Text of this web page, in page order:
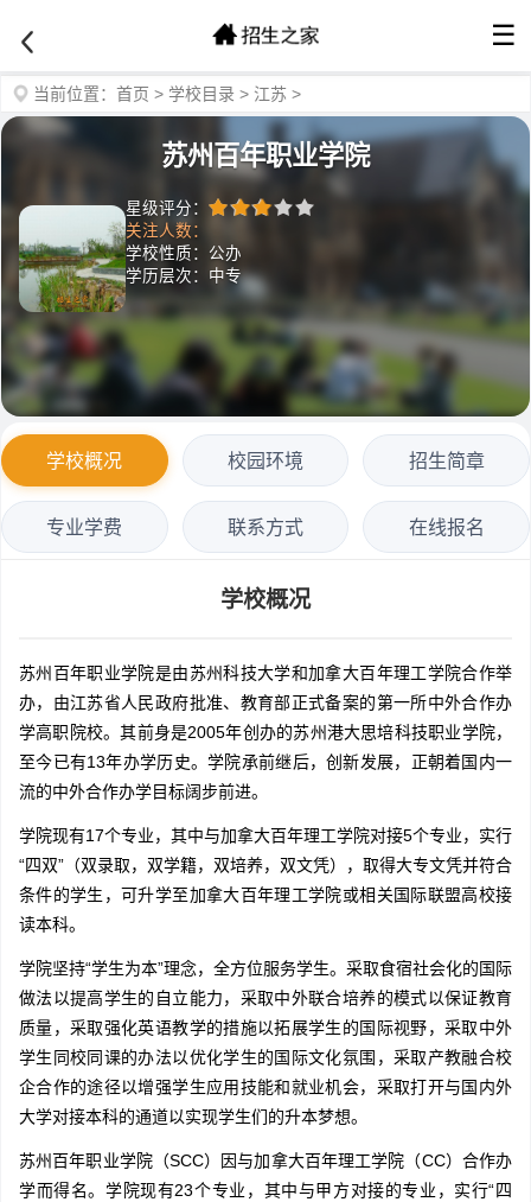
☰
当前位置： 首页 > 学校目录 > 江苏 >
苏州百年职业学院
星级评分：
关注人数：
学校性质：公办
学历层次：中专
学校概况 校园环境 招生简章
专业学费 联系方式 在线报名
学校概况
苏州百年职业学院是由苏州科技大学和加拿大百年理工学院合作举
办，由江苏省人民政府批准、教育部正式备案的第一所中外合作办
学高职院校。其前身是2005年创办的苏州港大思培科技职业学院，
至今已有13年办学历史。学院承前继后，创新发展，正朝着国内一
流的中外合作办学目标阔步前进。
学院现有17个专业，其中与加拿大百年理工学院对接5个专业，实行
“四双”（双录取，双学籍，双培养，双文凭），取得大专文凭并符合
条件的学生，可升学至加拿大百年理工学院或相关国际联盟高校接
读本科。
学院坚持“学生为本”理念，全方位服务学生。采取食宿社会化的国际
做法以提高学生的自立能力，采取中外联合培养的模式以保证教育
质量，采取强化英语教学的措施以拓展学生的国际视野，采取中外
学生同校同课的办法以优化学生的国际文化氛围，采取产教融合校
企合作的途径以增强学生应用技能和就业机会，采取打开与国内外
大学对接本科的通道以实现学生们的升本梦想。
苏州百年职业学院（SCC）因与加拿大百年理工学院（CC）合作办
学而得名。学院现有23个专业，其中与甲方对接的专业，实行“四